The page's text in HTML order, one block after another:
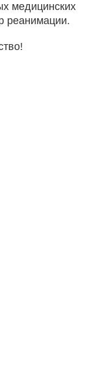
медицинских
реанимации.